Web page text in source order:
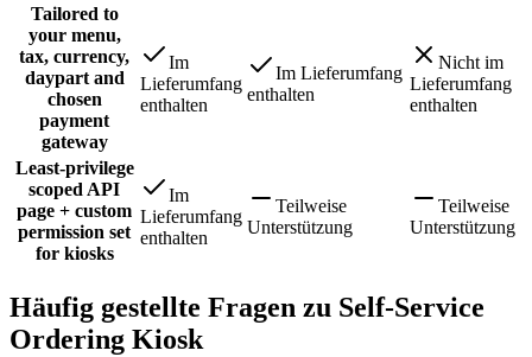
Tailored to
your menu,
tax, currency,
daypart and
chosen
payment
gateway
Im
Lieferumfang
enthalten
Im Lieferumfang
enthalten
Nicht im
Lieferumfang
enthalten
Least-privilege
scoped API
page + custom
permission set
for kiosks
Im
Lieferumfang
enthalten
Teilweise
Unterstützung
Teilweise
Unterstützung
Häufig gestellte Fragen zu Self-Service
Ordering Kiosk